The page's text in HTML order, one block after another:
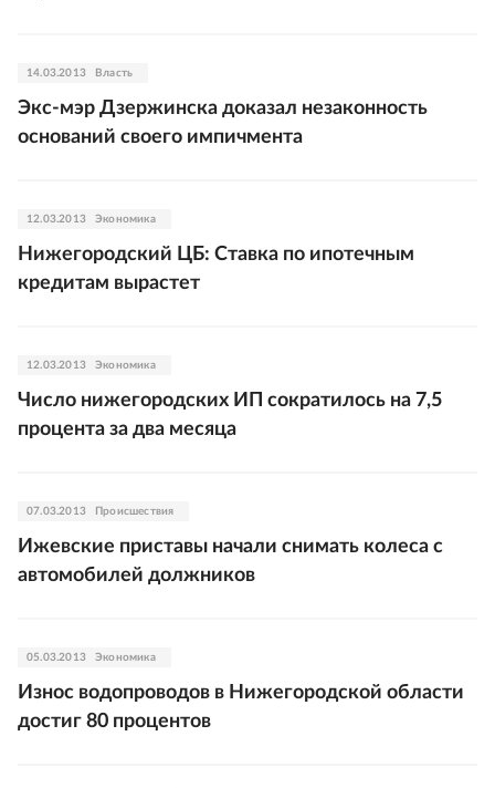
14.03.2013 Власть
Экс-мэр Дзержинска доказал незаконность
оснований своего импичмента
12.03.2013 Экономика
Нижегородский ЦБ: Ставка по ипотечным
кредитам вырастет
12.03.2013 Экономика
Число нижегородских ИП сократилось на 7,5
процента за два месяца
07.03.2013 Происшествия
Ижевские приставы начали снимать колеса с
автомобилей должников
05.03.2013 Экономика
Износ водопроводов в Нижегородской области
достиг 80 процентов